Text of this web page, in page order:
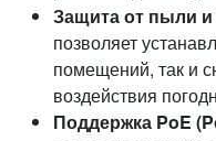
Защита от пыли и
позволяет
помещений, так и
воздействия
Поддержка PoE